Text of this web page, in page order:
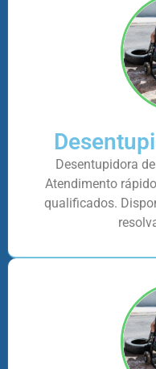
Desentupidora
Atendimento
qualificados.